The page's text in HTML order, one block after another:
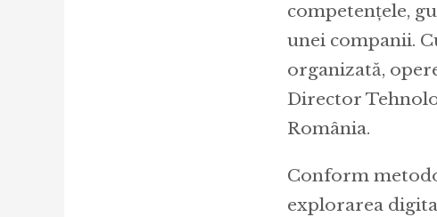
competențele,
unei companii.
organizată,
Director
România.
Conform
explorarea